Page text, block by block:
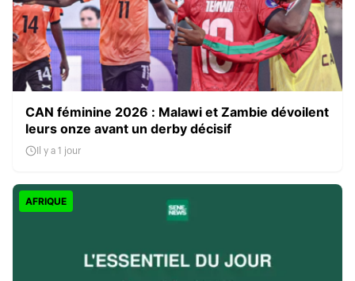
CAN féminine 2026 : Malawi et Zambie dévoilent
leurs onze avant un derby décisif
Il y a 1 jour
AFRIQUE